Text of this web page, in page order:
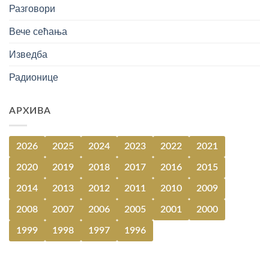
Разговори
Вече сећања
Изведба
Радионице
АРХИВА
2026 2025 2024 2023 2022 2021
2020 2019 2018 2017 2016 2015
2014 2013 2012 2011 2010 2009
2008 2007 2006 2005 2001 2000
1999 1998 1997 1996